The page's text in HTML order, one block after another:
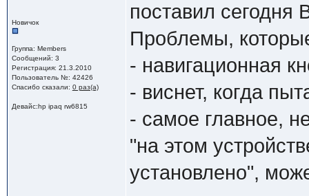
Новичок
Группа: Members
Сообщений: 3
Регистрация: 21.3.2010
Пользователь №: 42426
Спасибо сказали: 0 раз(а)
Девайс:hp ipaq rw6815
поставил сегодня
Проблемы,
- навигационная
- виснет, когда
- самое главное,
"на этом
установлено",